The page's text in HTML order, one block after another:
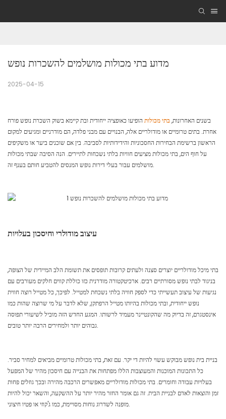
מדוע בתי מכולות מושלמים להשכרות נופש
2025-04-15
בשנים האחרונות,בתי מכולות הופיעו כאופציה ייחודית ובת קיימא בשוק השכרת נופש פורח
אחרת. בתים טרומיים או מודולריים אלה, הבנויים עם מבני פלדה, הם מודרניים ומגיעים למקום
הראשון ברשימת הבחירות החסכוניות והידידותיות לסביבה. בין אם שוכנים ביער או משקיפים
על חוף הים, בתי מכולות מציעים חוויות בלתי נשכחות לתיירים. הנה הסיבה שבתי מכולות
מושלמים עבור בעלי דירות נופש המנסים להטביע חותם בענף זה.
עיצוב מודולרי וחיסכון בעלויות
בתי מיכל מודולריים יוצרים סצנה ולעתים קרובות תופסים את תשומת הלב המיידית של הצופה,
בניגוד לבתי נופש מסורתיים רבים. ארכיטקטורה מודרנית כזו כוללת קווים חלקים מעורבים עם
נגיעות של עיצוב תעשייתי כדי לספק חוויה בלתי נשכחת למטייל. לפיכך, כל מטייל רוצה חווית
נופש ייחודית, ובתי מכולות בהיותו מטייל הרפתקן, שלא לדבר על מי שרוצה שהות כמו
אינסטגרם, זה בדיוק מה שהקונטיינר מעמיד לרשותו. המגע החדש הזה מוביל לשיעורי תפוסה
גבוהים יותר ולמחירים הרבה יותר טובים.
בניית בית נופש מבוקש עשוי להיות די יקר. עם זאת, בתי מכולות טרומיים מביאים למחיר סביר.
כל התכונות המוכנות והמעוצבות הללו מפתחות את הבנייה עם חיסכון מהיר של המפעל
בעלויות עבודה וחומרים. בתי מכולות מודולריים מאפשרים הרכבה מהירה ובכך גוזלים פחות
זמן והוצאות לאדם לבניית הבית. זה גם אומר החזר מהיר יותר על ההשקעה, והשאר יכול להיות
מופנה לשדרוג נוחות מסויימת, כמו ג'קוזי או פטיו חיצוני.